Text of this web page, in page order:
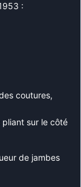
:
coutures,
sur le côté
de jambes